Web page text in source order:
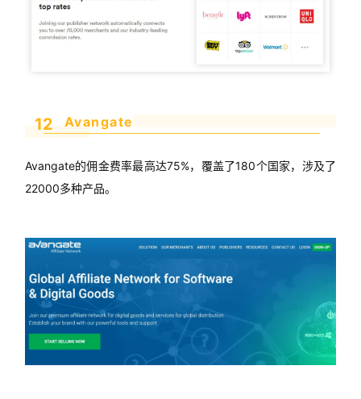
12 Avangate
Avangate的佣金费率最高达75%，覆盖了180个国家，涉及了
22000多种产品。